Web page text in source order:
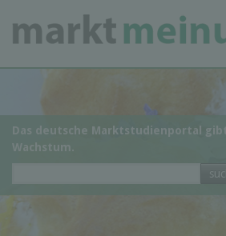
Das deutsche Marktstudienportal
Wachstum.